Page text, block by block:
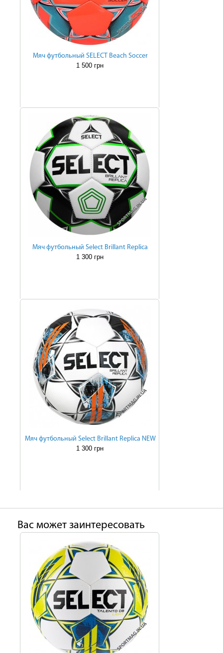
Мяч футбольный SELECT Beach Soccer
1 500 грн
Мяч футбольный Select Brillant Replica
1 300 грн
Мяч футбольный Select Brillant Replica NEW
1 300 грн
Ваc может заинтересовать